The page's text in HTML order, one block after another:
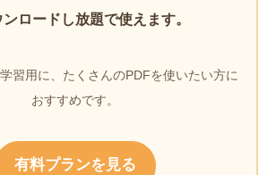
ロードし放題で使えます。
習用に、たくさんのPDFを使いたい方に
おすすめです。
有料プランを見る